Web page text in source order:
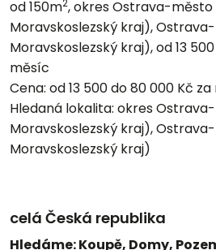
od 150m2, okres Ostrava-město
Moravskoslezský kraj),
Moravskoslezský kraj), od 13
měsíc
Cena: od 13 500 do 80 000 Kč
Hledaná lokalita: okres
Moravskoslezský kraj),
Moravskoslezský kraj)
celá Česká republika
Hledáme: Koupě, Domy,